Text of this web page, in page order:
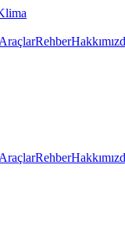
AraçlarRehber
AraçlarRehber